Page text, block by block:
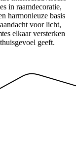
in raamdecoratie,
harmonieuze basis
voor licht,
elkaar versterken
geeft.